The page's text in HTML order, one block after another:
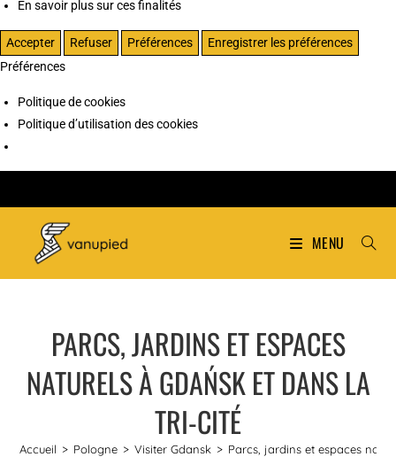
En savoir plus sur ces finalités
Accepter Refuser Préférences
Enregistrer les préférences
Préférences
Politique de cookies
Politique d’utilisation des cookies
MENU
PARCS, JARDINS ET ESPACES
NATURELS À GDAŃSK ET DANS LA
TRI-CITÉ
Accueil > Pologne > Visiter Gdansk > Parcs, jardins et espaces